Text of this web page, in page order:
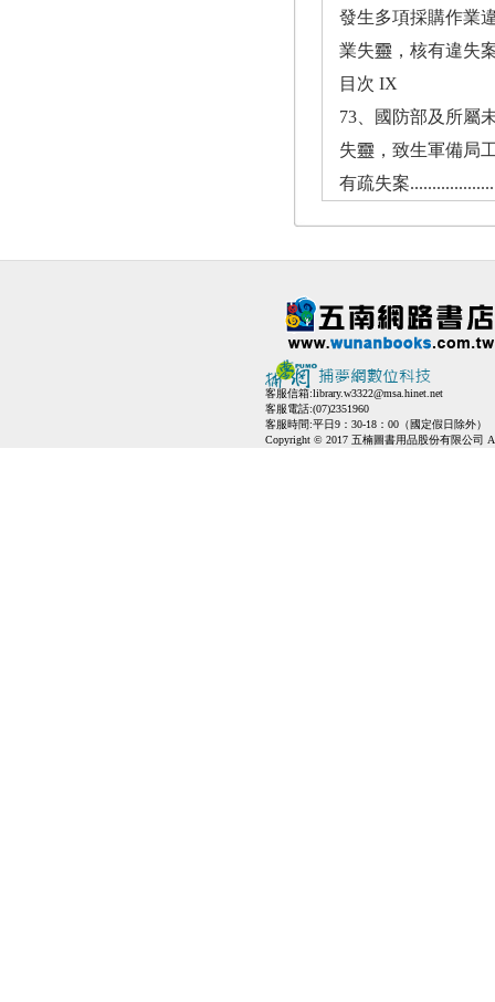
發生多項採購作業
業失靈，核有違失案
目次 IX
73、國防部及所屬
失靈，致生軍備局
有疏失案
客服信箱:library.w3322@msa.hinet.net
客服電話:(07)2351960
客服時間:平日9：30-18：00（國定假日除外）
Copyright © 2017 五楠圖書用品股份有限公司